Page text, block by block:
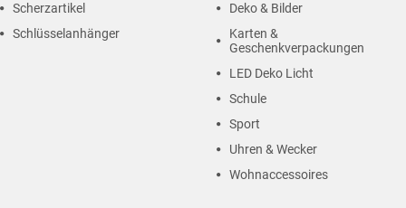
Scherzartikel
Schlüsselanhänger
Deko & Bilder
Karten &
Geschenkverpackungen
LED Deko Licht
Schule
Sport
Uhren & Wecker
Wohnaccessoires